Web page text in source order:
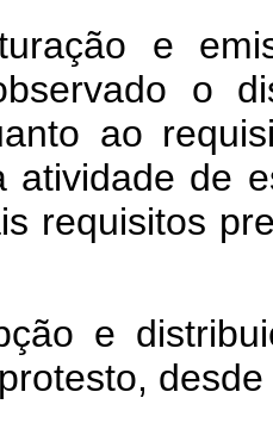
e
o
ao
atividade de
requisitos
e